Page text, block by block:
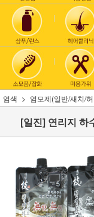
염색 염모제(일반/새치/
[일진] 연리지 하